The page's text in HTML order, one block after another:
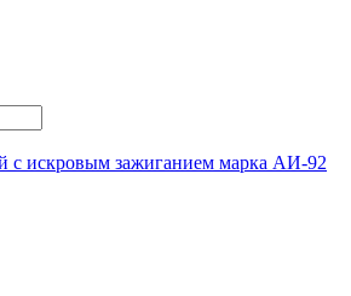
с искровым зажиганием марка АИ-92